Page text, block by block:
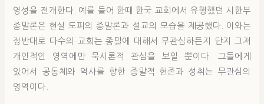
영성을 전개한다. 예를 들어 한때 한국 교회에서 유행했던 시한부
종말론은 현실 도피의 종말론과 설교의 모습을 제공했다. 이와는
정반대로 다수의 교회는 종말에 대해서 무관심하든지 단지 그저
개인적인 영역에만 묵시론적 관심을 보일 뿐이다. 그들에게
있어서 공동체와 역사를 향한 종말적 현존과 성취는 무관심의
영역이다.